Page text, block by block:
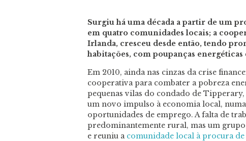
Surgiu há uma década a partir de um
em quatro comunidades locais; a
Irlanda, cresceu desde então, tendo
habitações, com poupanças energéticas
Em 2010, ainda nas cinzas da crise
cooperativa para combater a pobreza
pequenas vilas do condado de
um novo impulso à economia local,
oportunidades de emprego. A falta de
predominantemente rural, mas um grupo
e reuniu a comunidade local à procura de